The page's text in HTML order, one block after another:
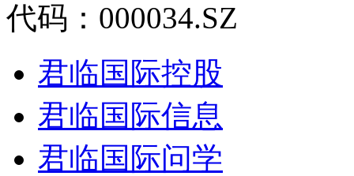
代码：000034.SZ
君临国际控股
君临国际信息
君临国际问学